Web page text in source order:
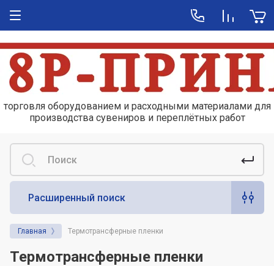
торговля оборудованием и расходными материалами для
производства сувениров и переплётных работ
Расширенный поиск
Главная Термотрансферные пленки
Термотрансферные пленки